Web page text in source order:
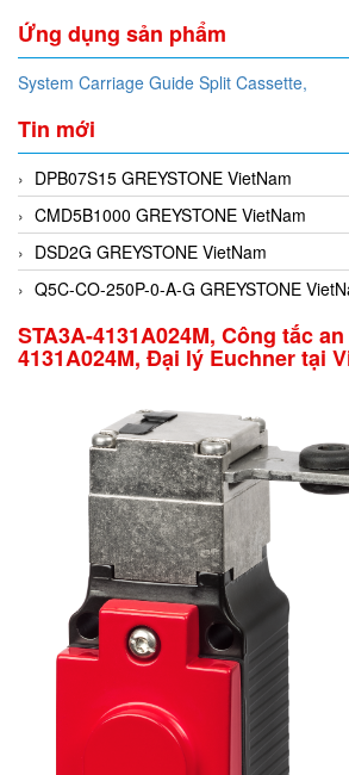
Ứng dụng sản phẩm
System Carriage Guide Split Cassette,
Tin mới
DPB07S15 GREYSTONE VietNam
CMD5B1000 GREYSTONE VietNam
DSD2G GREYSTONE VietNam
Q5C-CO-250P-0-A-G GREYSTONE
STA3A-4131A024M, Công tắc
4131A024M, Đại lý Euchner tại